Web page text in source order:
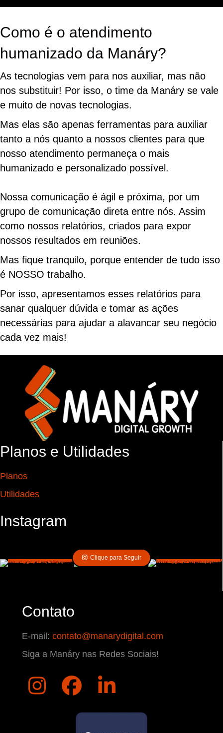
Como é o atendimento
humanizado da Manáry?
As tecnologias vem para nos auxiliar, mas não
nos substituir! Por isso, o time da Manáry se vale
e muito de novas tecnologias.
Mas elas são apenas ferramentas para auxiliar
tanto a nós quanto a nossos clientes para que
nosso atendimento permaneça o mais
humanizado e personalizado possível.
Nossa comunicação é ágil e próxima, por um
grupo de comunicação direta entre nós. Assim
como nossos relatórios, criados para expor
nossos resultados em reuniões.
Mas fique tranquilo, porque entender de tudo isso
é NOSSO trabalho.
Por isso, apresentamos esses relatórios para
sanar qualquer dúvida e tomar as ações
necessárias para ajudar a alavancar seu negócio
cada vez mais!
Planos e Utilidades
Planos
Utilidades
Instagram
Clique para Seguir
Contato
E-mail: contato@manarydigital.com
Siga a Manáry nas Redes Sociais!